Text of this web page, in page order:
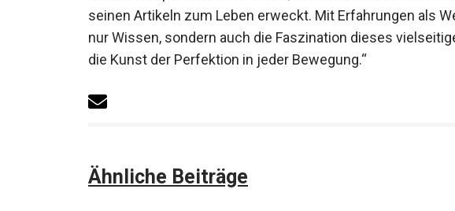
Luca ist ein passionierter Turner, der die Ästhetik und die
in seinen Artikeln zum Leben erweckt. Mit Erfahrungen
„Turnen ist die Kunst der Perfektion in jeder Bewegung.“